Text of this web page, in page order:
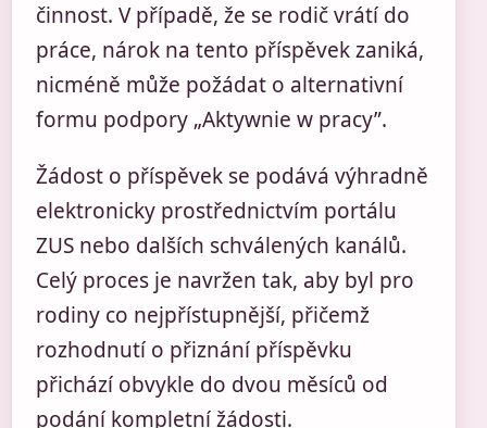
činnost. V případě, že se rodič vrátí do
práce, nárok na tento příspěvek zaniká,
nicméně může požádat o alternativní
formu podpory „Aktywnie w pracy”.
Žádost o příspěvek se podává výhradně
elektronicky prostřednictvím portálu
ZUS nebo dalších schválených kanálů.
Celý proces je navržen tak, aby byl pro
rodiny co nejpřístupnější, přičemž
rozhodnutí o přiznání příspěvku
přichází obvykle do dvou měsíců od
podání kompletní žádosti.